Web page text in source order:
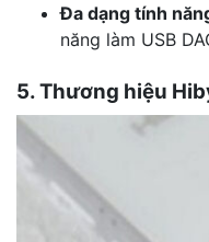
Đa dạng tính
năng làm USB
5. Thương hiệu